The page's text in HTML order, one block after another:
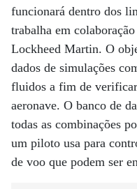
funcionará dentro dos
trabalha em
Lockheed Martin. O
dados de simulações
fluidos a fim de
aeronave. O banco de
todas as combinações
um piloto usa para
de voo que podem ser